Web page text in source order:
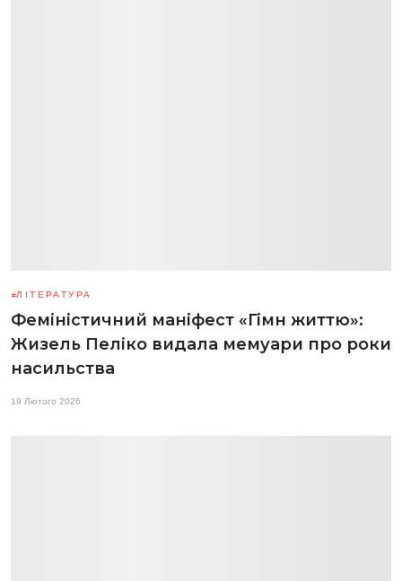
ЛІТЕРАТУРА
Феміністичний маніфест «Гімн життю»:
Жизель Пеліко видала мемуари про роки
насильства
19 Лютого 2026